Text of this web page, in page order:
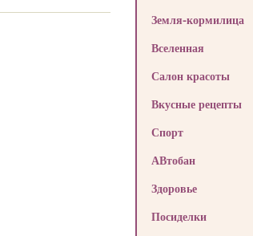
Земля-кормилица
Вселенная
Салон красоты
Вкусные рецепты
Спорт
АВтобан
Здоровье
Посиделки